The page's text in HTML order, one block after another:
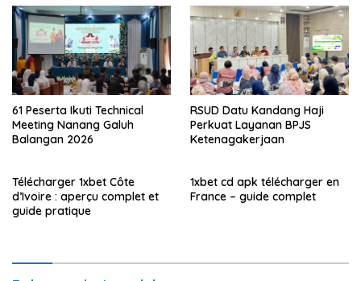
61 Peserta Ikuti Technical
Meeting Nanang Galuh
Balangan 2026
RSUD Datu Kandang Haji
Perkuat Layanan BPJS
Ketenagakerjaan
Télécharger 1xbet Côte
d’Ivoire : aperçu complet et
guide pratique
1xbet cd apk télécharger en
France – guide complet